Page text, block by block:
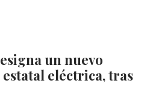
un nuevo
eléctrica, tras